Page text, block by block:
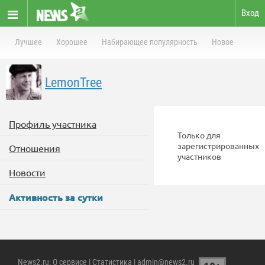
Вход
Лучшее Хорошее Набирающее популярность Новое
LemonTree
Профиль участника
Отношения
Новости
Активность за сутки
Только для
зарегистрированных
участников
News2.ru: О сервисе | Статистика | admin@news2.ru